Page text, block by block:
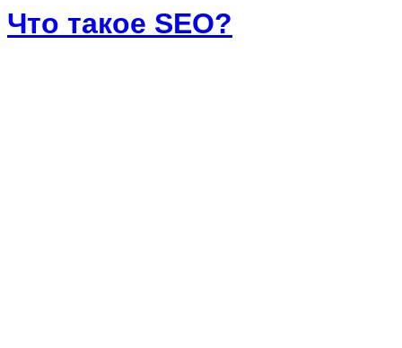
Что такое SEO?